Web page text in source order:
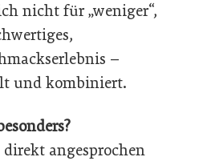
nicht für „weniger“,
–
und kombiniert.
angesprochen